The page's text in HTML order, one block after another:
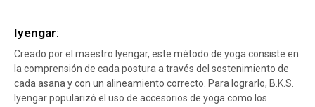
Iyengar:
Creado por el maestro Iyengar, este método de yoga consiste en
la comprensión de cada postura a través del sostenimiento de
cada asana y con un alineamiento correcto. Para lograrlo, B.K.S.
Iyengar popularizó el uso de accesorios de yoga como los